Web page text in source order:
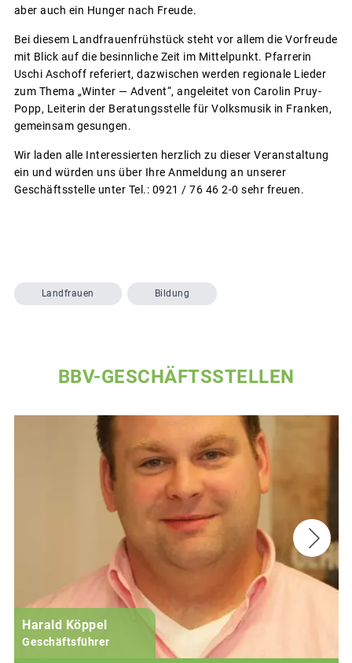
aber auch ein Hunger nach Freude.
Bei diesem Landfrauenfrühstück steht vor allem die Vorfreude
mit Blick auf die besinnliche Zeit im Mittelpunkt. Pfarrerin
Uschi Aschoff referiert, dazwischen werden regionale Lieder
zum Thema „Winter — Advent“, angeleitet von Carolin Pruy-
Popp, Leiterin der Beratungsstelle für Volksmusik in Franken,
gemeinsam gesungen.
Wir laden alle Interessierten herzlich zu dieser Veranstaltung
ein und würden uns über Ihre Anmeldung an unserer
Geschäftsstelle unter Tel.: 0921 / 76 46 2-0 sehr freuen.
Landfrauen Bildung
BBV-GESCHÄFTSSTELLEN
Harald Köppel
Geschäftsführer